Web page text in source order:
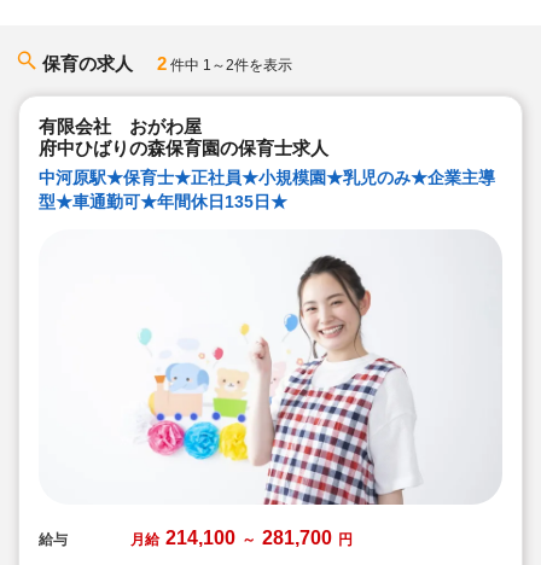
保育の求人 2 件中 1～2件を表示
有限会社 おがわ屋
府中ひばりの森保育園の保育士求人
中河原駅★保育士★正社員★小規模園★乳児のみ★企業主導
型★車通勤可★年間休日135日★
給与 月給 214,100 ～ 281,700 円